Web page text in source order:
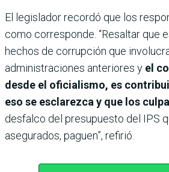
El legislador recordó que los
como corresponde. “Resaltar que
hechos de corrupción que
administraciones anteriores y el
desde el oficialismo, es
eso se esclarezca y que los
desfalco del presupuesto del IPS
asegurados, paguen”, refirió.